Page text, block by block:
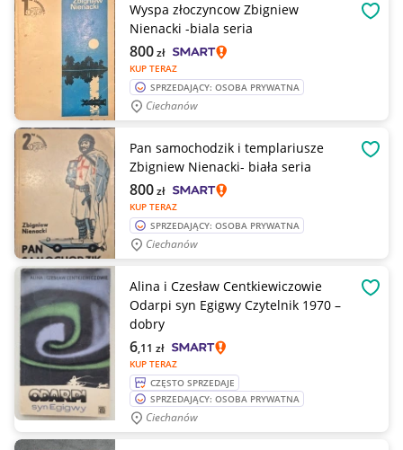
Wyspa złoczyncow Zbigniew
Nienacki -biala seria
KUP TERAZ
800zł
SPRZEDAJĄCY: OSOBA PRYWATNA
Ciechanów
Pan samochodzik i templariusze
Zbigniew Nienacki- biała seria
KUP TERAZ
800zł
SPRZEDAJĄCY: OSOBA PRYWATNA
Ciechanów
Alina i Czesław Centkiewiczowie
Odarpi syn Egigwy Czytelnik 1970 –
dobry
KUP TERAZ
6,11 zł
CZĘSTO SPRZEDAJE
SPRZEDAJĄCY: OSOBA PRYWATNA
Ciechanów